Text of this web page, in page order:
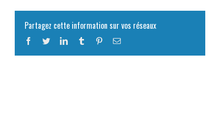
Partagez cette information sur vos réseaux
Facebook
TwitterLinkedInTumblr PinterestEmail